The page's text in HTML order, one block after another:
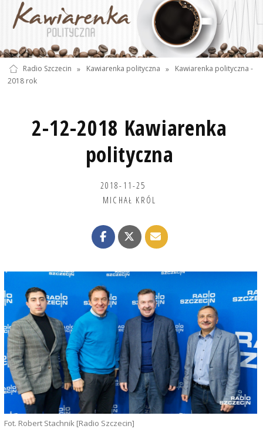
Radio Szczecin » Kawiarenka polityczna »
Kawiarenka polityczna -
2018 rok
2-12-2018 Kawiarenka
polityczna
2018-11-25
MICHAŁ KRÓL
Fot. Robert Stachnik [Radio Szczecin]